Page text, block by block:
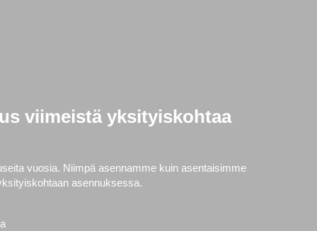
viimeistä yksityiskohtaa
vuosia. Niimpä asennamme kuin asentaisimme
asennuksessa.